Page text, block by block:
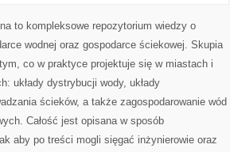
REALIZACJE
to kompleksowe repozytorium wiedzy o
wodnej oraz gospodarce ściekowej. Skupia
co w praktyce projektuje się w miastach i
układy dystrybucji wody, układy
ścieków, a także zagospodarowanie wód
Całość jest opisana w sposób
aby po treści mogli sięgać inżynierowie oraz